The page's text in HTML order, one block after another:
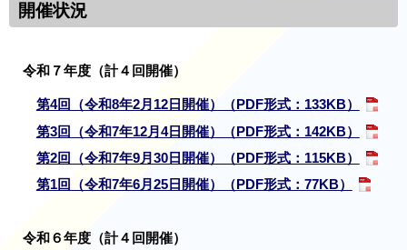
開催状況
令和７年度（計４回開催）
第4回（令和8年2月12日開催）（PDF形式：133KB）
第3回（令和7年12月4日開催）（PDF形式：142KB）
第2回（令和7年9月30日開催）（PDF形式：115KB）
第1回（令和7年6月25日開催）（PDF形式：77KB）
令和６年度（計４回開催）